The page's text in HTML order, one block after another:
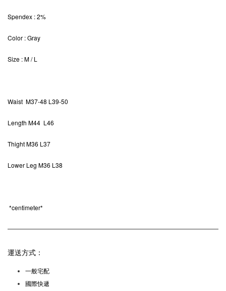
Spendex : 2%
Color : Gray
Size : M / L
Waist M37-48 L39-50
Length M44 L46
Thight M36 L37
Lower Leg M36 L38
*centimeter*
運送方式：
一般宅配
國際快遞